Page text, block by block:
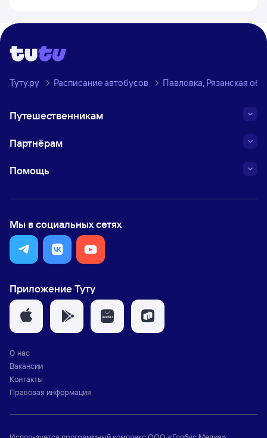
Туту.ру Расписание автобусов Павловка, Рязанская
Путешественникам
Партнёрам
Помощь
Мы в социальных сетях
Приложение Туту
О нас
Вакансии
Контакты
Правовая информация